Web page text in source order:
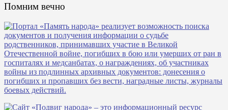
Помним вечно